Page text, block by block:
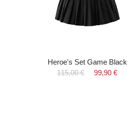
Heroe's Set Game Black
115,00 €
99,90 €